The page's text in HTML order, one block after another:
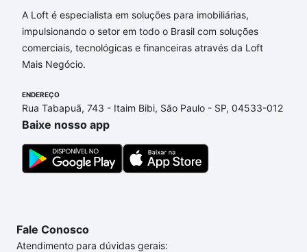
Aqui na Loft temos a oferta ideal para você, com
Imóveis com 2 quartos à venda em Jardim Monte
Cristo/Parque Oziel, Campinas, SP que custam a
partir de R$ 0 e com nossas opções de
adequar ao seu orçamento. Se ainda tem alguma
dúvida dos custos envolvidos no processo de
compra, veja em nosso portal
um apartamento e conte com a gente para comprar
o imóvel dos seus sonhos com segurança e
A Loft é especialista em soluções para imobiliárias,
impulsionando o setor em todo o Brasil com soluções
comerciais, tecnológicas e financeiras através da Loft
Mais Negócio.
ENDEREÇO
Rua Tabapuã, 743 - Itaim Bibi, São Paulo - SP, 04533-012
Baixe nosso app
Fale Conosco
Atendimento para dúvidas gerais: